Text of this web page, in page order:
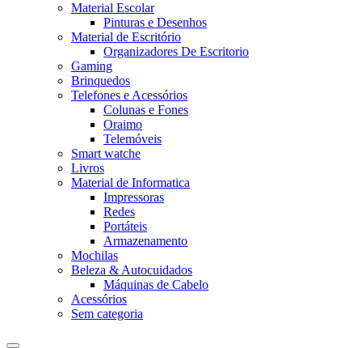
Material Escolar
Pinturas e Desenhos
Material de Escritório
Organizadores De Escritorio
Gaming
Brinquedos
Telefones e Acessórios
Colunas e Fones
Oraimo
Telemóveis
Smart watche
Livros
Material de Informatica
Impressoras
Redes
Portáteis
Armazenamento
Mochilas
Beleza & Autocuidados
Máquinas de Cabelo
Acessórios
Sem categoria